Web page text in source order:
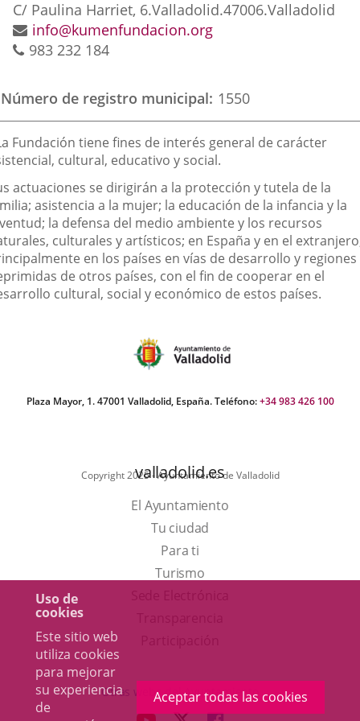
Uso de
cookies
Este sitio web
utiliza cookies
para mejorar
su experiencia
de
Aceptar todas las cookies
Dirección
postal
C/ Paulina Harriet, 6.Valladolid.47006.Valladolid
Dirección
de
electrónico
info@kumenfundacion.org
Teléfonos
983 232 184
Número de registro municipal 1550
Fundación tiene fines de interés general de carácter
cultural, educativo y social.
actuaciones se dirigirán a la protección y tutela de la
asistencia a la mujer; la educación de la infancia y la
la defensa del medio ambiente y los recursos
culturales y artísticos; en España y en el
en los países en vías de desarrollo y regiones
de otros países, con el fin de cooperar en el
cultural, social y económico de estos países.
Plaza Mayor, 1. 47001 Valladolid, España. Teléfono:+34 983 426 100
Copyright 2025 - Ayuntamiento de Valladolid
valladolid.es
El Ayuntamiento
Tu ciudad
Para ti
TurismoEste
una
ventana
externa.
Otras webs del Ayuntamiento